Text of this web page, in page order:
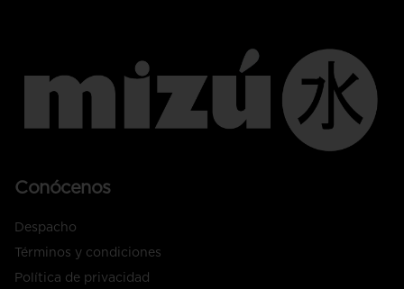
Conócenos
Despacho
Términos y condiciones
Política de privacidad